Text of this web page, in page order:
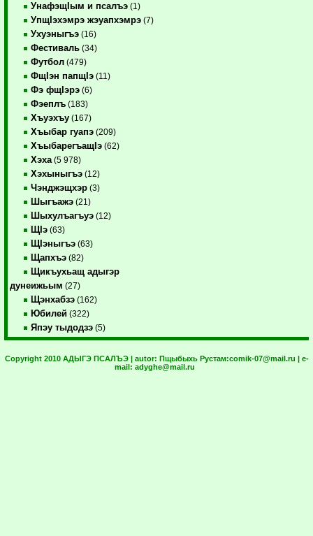
УнафэщIым и псалъэ (1)
УпщIэхэмрэ жэуапхэмрэ (7)
Ухуэныгъэ (16)
Фестиваль (34)
Футбол (479)
ФщIэн папщIэ (11)
Фэ фщIэрэ (6)
Фэеплъ (183)
Хъуэхъу (167)
Хъыбар гуапэ (209)
ХъыбарегъащIэ (62)
Хэха (5 978)
Хэхыныгъэ (12)
Чэнджэщхэр (3)
Шыгъажэ (21)
Шыхулъагъуэ (12)
ЩIэ (63)
ЩIэныгъэ (63)
Щапхъэ (82)
Щикъухьащ адыгэр
дунеижьым (27)
Щэнхабзэ (162)
Юбилей (322)
Япэу тыдодзэ (5)
Copyright 2010 АДЫГЭ ПСАЛЪЭ | autor: Пщыбыхь Рустам:comik-07@mail.ru | e-
mail: adyghe@mail.ru